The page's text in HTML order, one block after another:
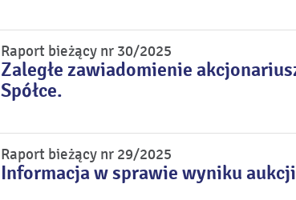
Raport bieżący nr 30/2025
Zaległe zawiadomienie
Spółce.
Raport bieżący nr 29/2025
Informacja w sprawie wyniku